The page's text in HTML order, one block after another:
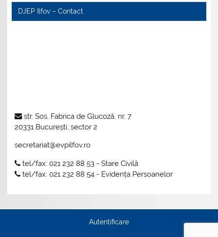
DJEP Ilfov – Contact
str. Sos. Fabrica de Glucoză, nr. 7
20331 București, sector 2
secretariat@evpilfov.ro
tel/fax: 021 232 88 53 - Stare Civilă
tel/fax: 021 232 88 54 - Evidența Persoanelor
Autentificare